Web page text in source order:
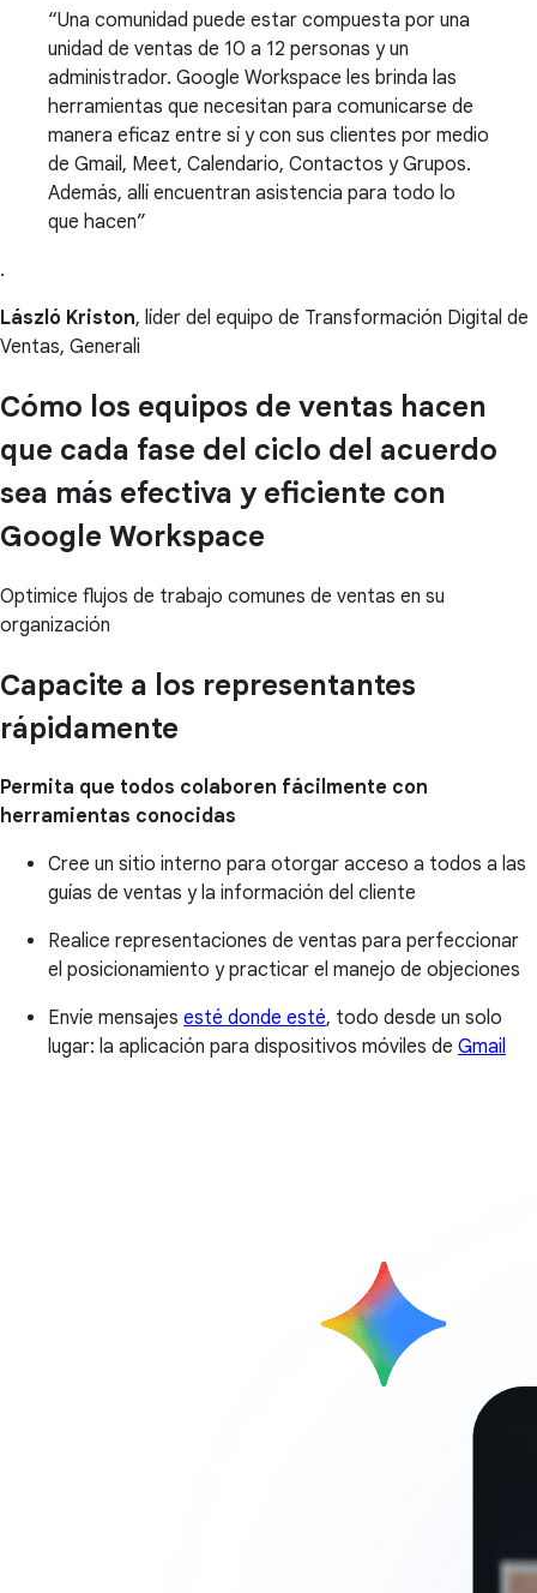
Una comunidad puede estar compuesta por una
unidad de ventas de 10 a 12 personas y un
administrador. Google Workspace les brinda las
herramientas que necesitan para comunicarse de
manera eficaz entre sí y con sus clientes por medio
de Gmail, Meet, Calendario, Contactos y Grupos.
Además, allí encuentran asistencia para todo lo
que hacen
.
László Kriston, líder del equipo de Transformación Digital de
Ventas, Generali
Cómo los equipos de ventas hacen
que cada fase del ciclo del acuerdo
sea más efectiva y eficiente con
Google Workspace
Optimice flujos de trabajo comunes de ventas en su
organización
Capacite a los representantes
rápidamente
Permita que todos colaboren fácilmente con
herramientas conocidas
Cree un sitio interno para otorgar acceso a todos a las
guías de ventas y la información del cliente
Realice representaciones de ventas para perfeccionar
el posicionamiento y practicar el manejo de objeciones
Envíe mensajes esté donde esté, todo desde un solo
lugar: la aplicación para dispositivos móviles de Gmail